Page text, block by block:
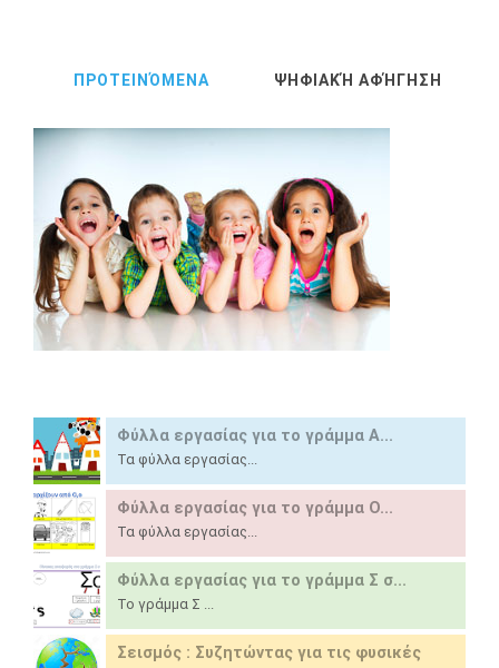
ΠΡΟΤΕΙΝΌΜΕΝΑ ΨΗΦΙΑΚΉ ΑΦΉΓΗΣΗ
Φύλλα εργασίας για το γράμμα Α...
Τα φύλλα εργασίας...
Φύλλα εργασίας για το γράμμα Ο...
Τα φύλλα εργασίας...
Φύλλα εργασίας για το γράμμα Σ σ...
Το γράμμα Σ ...
Σεισμός : Συζητώντας για τις φυσικές